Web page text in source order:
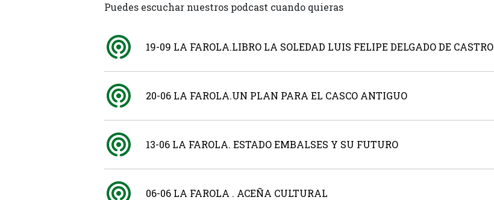
Puedes escuchar nuestros podcast cuando quieras
19-09 LA FAROLA.LIBRO LA SOLEDAD LUIS FELIPE DELGADO DE CASTRO
20-06 LA FAROLA.UN PLAN PARA EL CASCO ANTIGUO
13-06 LA FAROLA. ESTADO EMBALSES Y SU FUTURO
06-06 LA FAROLA . ACEÑA CULTURAL